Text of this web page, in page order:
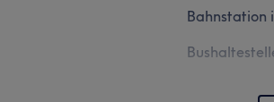
Bahnstation